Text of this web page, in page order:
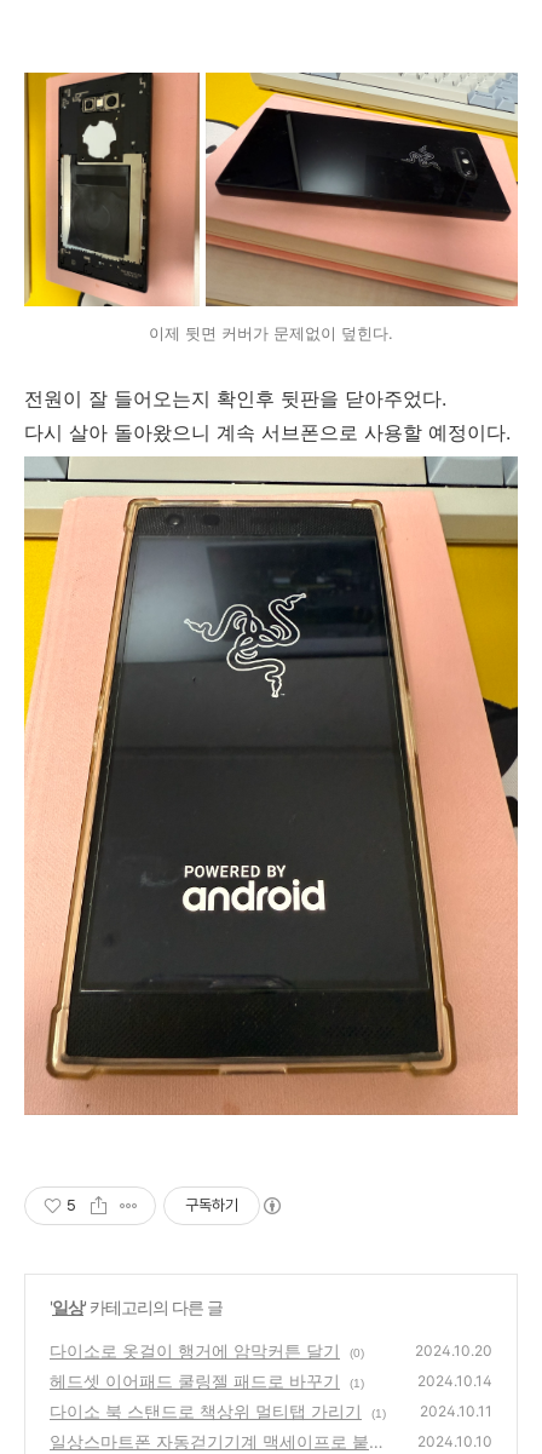
이제 뒷면 커버가 문제없이 덮힌다.
전원이 잘 들어오는지 확인후 뒷판을 닫아주었다.
다시 살아 돌아왔으니 계속 서브폰으로 사용할 예정이다.
5 구독하기
'일상' 카테고리의 다른 글
다이소로 옷걸이 행거에 암막커튼 달기 (0) 2024.10.20
헤드셋 이어패드 쿨링젤 패드로 바꾸기 (1) 2024.10.14
다이소 북 스탠드로 책상위 멀티탭 가리기 (1) 2024.10.11
일상스마트폰 자동걷기기계 맥세이프로 붙여
2024.10.10